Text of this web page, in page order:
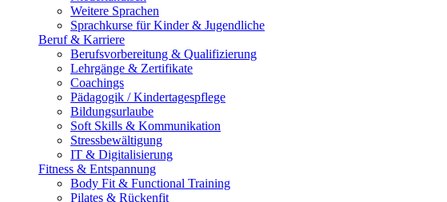
Weitere Sprachen
Sprachkurse für Kinder & Jugendliche
Beruf & Karriere
Berufsvorbereitung & Qualifizierung
Lehrgänge & Zertifikate
Coachings
Pädagogik / Kindertagespflege
Bildungsurlaube
Soft Skills & Kommunikation
Stressbewältigung
IT & Digitalisierung
Fitness & Entspannung
Body Fit & Functional Training
Pilates & Rückenfit